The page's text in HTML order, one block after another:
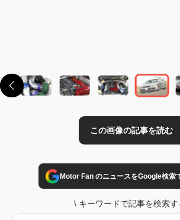
Motor Fan のニュースをGoogle検索
\ キーワードで記事を検索す